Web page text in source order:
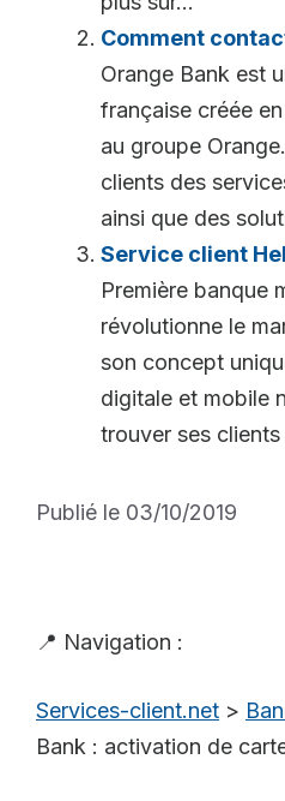
Comment
Orange Bank est
française créée
au groupe
clients des
ainsi que des
Service client
Première banque
révolutionne le
son concept
digitale et mobile
trouver ses
Publié le 03/10/2019
📍 Navigation :
Services-client.net >
Bank : activation de